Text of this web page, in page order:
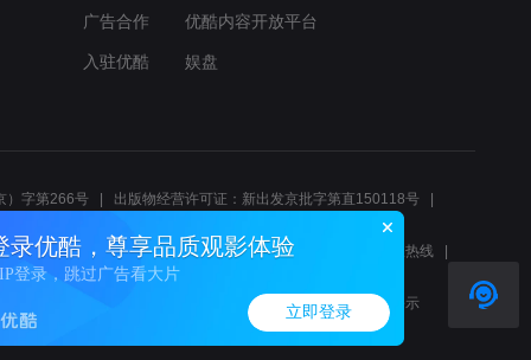
录优酷，尊享品质观影体验
登录，跳过广告看大片
立即登录
广告合作 优酷内容开放平台
入驻优酷 娱盘
）字第266号
出版物经营许可证：新出发京批字第直150118号
报警服务
北京互联网举报中心
北京12345文化市场举报热线
、邮箱youkujubao@service.alibaba.com
廉正举报邮箱：wenyulianzheng@alibaba-inc.com
算法公示